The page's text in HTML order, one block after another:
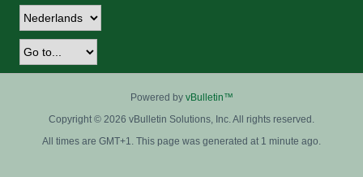
Powered by vBulletin™
Copyright © 2026 vBulletin Solutions, Inc. All rights reserved.
All times are GMT+1. This page was generated at 1 minute ago.